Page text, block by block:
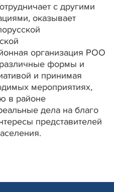
с другими
оказывает
организация РОО
различные формы и
и принимая
мероприятиях,
в районе
дела на благо
представителей